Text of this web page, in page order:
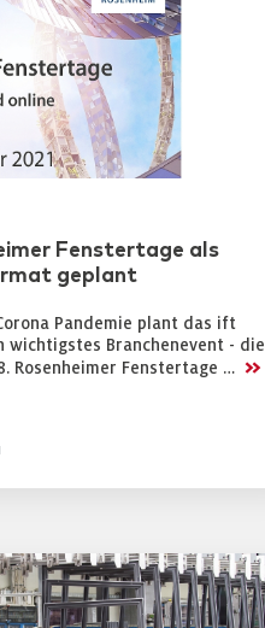
Fenstertage als
geplant
Pandemie plant das ift
wichtigstes Branchenevent - die
Rosenheimer Fenstertage … >>